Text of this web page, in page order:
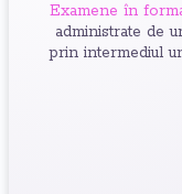
Examene în
administrate de
prin intermediul